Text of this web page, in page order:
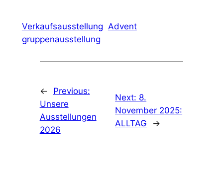
Verkaufsausstellung Advent
gruppenausstellung
←
Previous:
Unsere
Ausstellungen
2026
Next: 8.
November 2025:
ALLTAG
→